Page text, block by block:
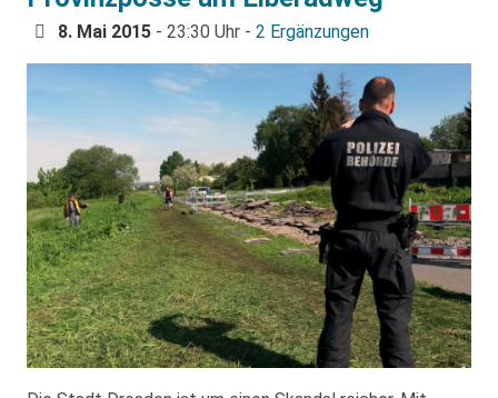
8. Mai 2015 - 23:30 Uhr - 2 Ergänzungen